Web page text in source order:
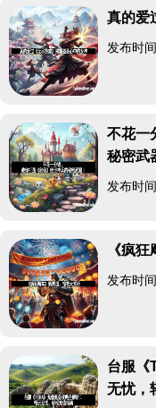
真的爱
发布时
不花一
秘密武
发布时
《疯
发布时
台服《
无忧，